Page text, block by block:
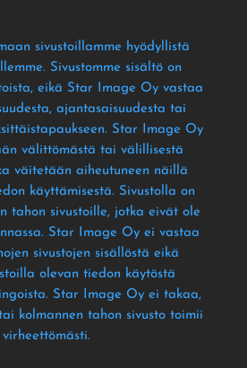
sivustoillamme hyödyllistä
. Sivustomme sisältö on
, eikä Star Image Oy vastaa
, ajantasaisuudesta tai
. Star Image Oy
välittömästä tai välillisestä
väitetään aiheutuneen näillä
käyttämisestä. Sivustolla on
tahon sivustoille, jotka eivät ole
. Star Image Oy ei vastaa
sivustojen sisällöstä eikä
olevan tiedon käytöstä
. Star Image Oy ei takaa,
kolmannen tahon sivusto toimii
virheettömästi.